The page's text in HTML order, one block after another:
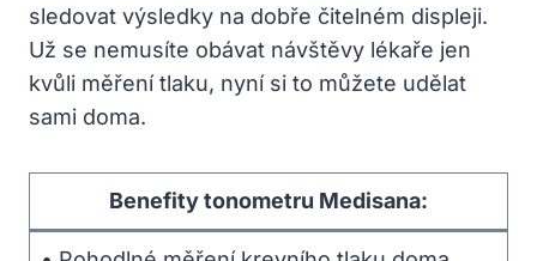
sledovat výsledky na dobře čitelném displeji.
Už se nemusíte obávat návštěvy lékaře jen
kvůli měření tlaku, nyní si to můžete udělat
sami doma.
Benefity tonometru Medisana: